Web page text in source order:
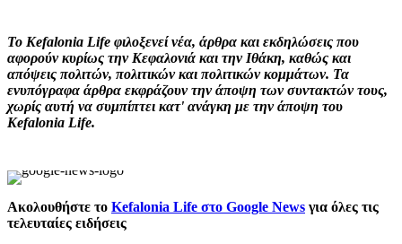
Το Kefalonia Life φιλοξενεί νέα, άρθρα και εκδηλώσεις που
αφορούν κυρίως την Κεφαλονιά και την Ιθάκη, καθώς και
απόψεις πολιτών, πολιτικών και πολιτικών κομμάτων. Τα
ενυπόγραφα άρθρα εκφράζουν την άποψη των συντακτών τους,
χωρίς αυτή να συμπίπτει κατ' ανάγκη με την άποψη του
Kefalonia Life.
Ακολουθήστε το Kefalonia Life στο Google News για όλες τις
τελευταίες ειδήσεις